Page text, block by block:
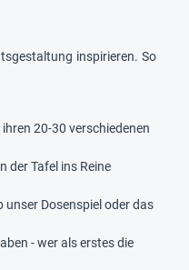
inspirieren. So
20-30 verschiedenen
der Tafel ins Reine
unser Dosenspiel oder das
- wer als erstes die